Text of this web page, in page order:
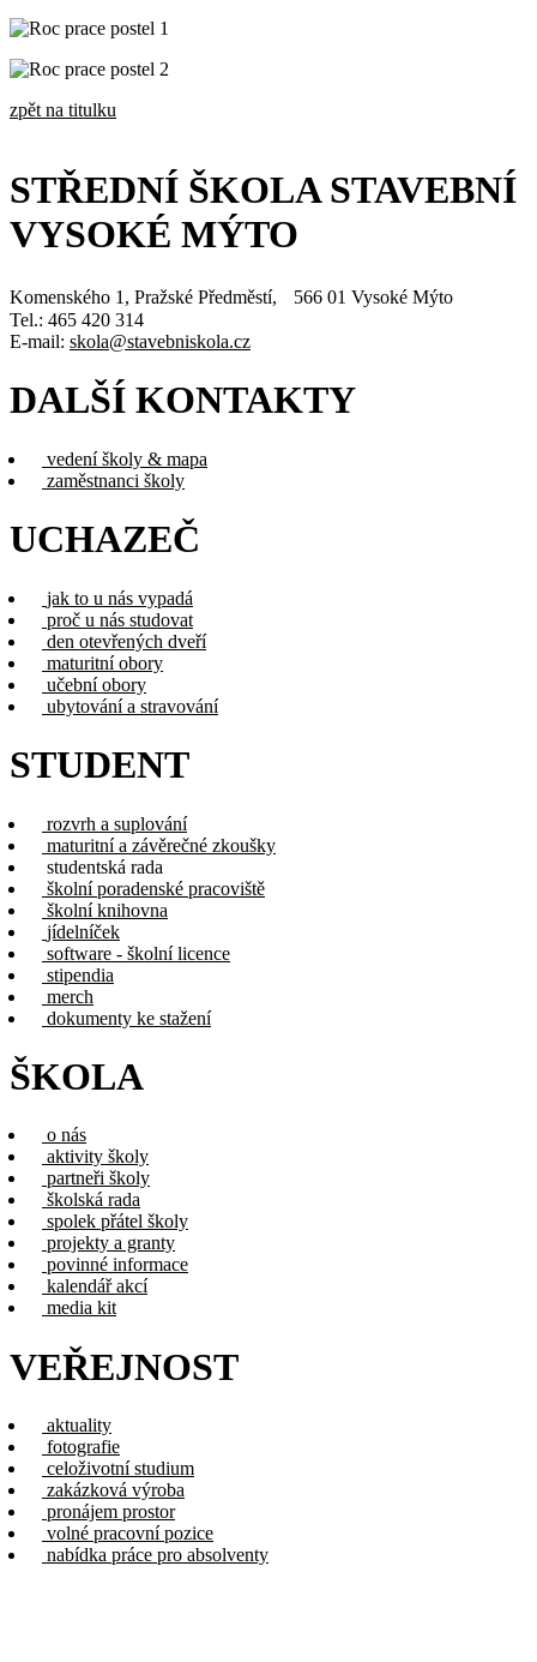
zpět na titulku
STŘEDNÍ ŠKOLA STAVEBNÍ
VYSOKÉ MÝTO
Komenského 1, Pražské Předměstí, 566 01 Vysoké Mýto
Tel.: 465 420 314
E-mail: skola@stavebniskola.cz
DALŠÍ KONTAKTY
vedení školy & mapa
zaměstnanci školy
UCHAZEČ
jak to u nás vypadá
proč u nás studovat
den otevřených dveří
maturitní obory
učební obory
ubytování a stravování
STUDENT
rozvrh a suplování
maturitní a závěrečné zkoušky
studentská rada
školní poradenské pracoviště
školní knihovna
jídelníček
software - školní licence
stipendia
merch
dokumenty ke stažení
ŠKOLA
o nás
aktivity školy
partneři školy
školská rada
spolek přátel školy
projekty a granty
povinné informace
kalendář akcí
media kit
VEŘEJNOST
aktuality
fotografie
celoživotní studium
zakázková výroba
pronájem prostor
volné pracovní pozice
nabídka práce pro absolventy